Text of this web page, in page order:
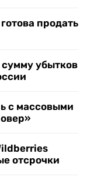
продать
убытков
с массовыми
отсрочки